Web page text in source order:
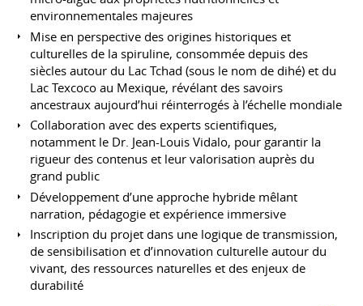
environnementales majeures
Mise en perspective des origines historiques et
culturelles de la spiruline, consommée depuis des
siècles autour du Lac Tchad (sous le nom de dihé) et du
Lac Texcoco au Mexique, révélant des savoirs
ancestraux aujourd’hui réinterrogés à l’échelle mondiale
Collaboration avec des experts scientifiques,
notamment le Dr. Jean-Louis Vidalo, pour garantir la
rigueur des contenus et leur valorisation auprès du
grand public
Développement d’une approche hybride mêlant
narration, pédagogie et expérience immersive
Inscription du projet dans une logique de transmission,
de sensibilisation et d’innovation culturelle autour du
vivant, des ressources naturelles et des enjeux de
durabilité